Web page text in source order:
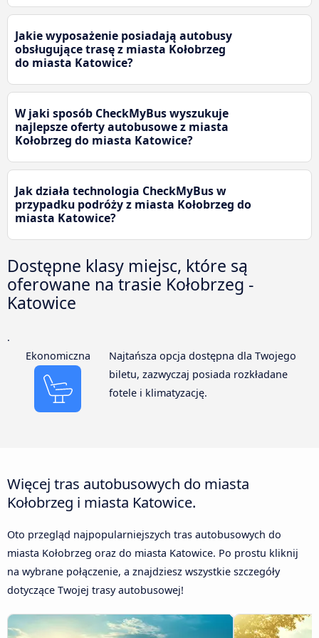
Jakie wyposażenie posiadają autobusy
obsługujące trasę z miasta Kołobrzeg
do miasta Katowice?
W jaki sposób CheckMyBus wyszukuje
najlepsze oferty autobusowe z miasta
Kołobrzeg do miasta Katowice?
Jak działa technologia CheckMyBus w
przypadku podróży z miasta Kołobrzeg do
miasta Katowice?
Dostępne klasy miejsc, które są
oferowane na trasie Kołobrzeg -
Katowice
.
Ekonomiczna
Najtańsza opcja dostępna dla Twojego
biletu, zazwyczaj posiada rozkładane
fotele i klimatyzację.
Więcej tras autobusowych do miasta
Kołobrzeg i miasta Katowice.
Oto przegląd najpopularniejszych tras autobusowych do
miasta Kołobrzeg oraz do miasta Katowice. Po prostu kliknij
na wybrane połączenie, a znajdziesz wszystkie szczegóły
dotyczące Twojej trasy autobusowej!